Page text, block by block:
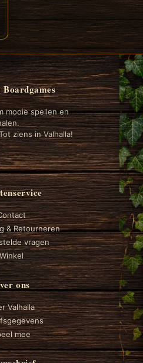
mooie spellen en
ziens in Valhalla!
& Retourneren
vragen
ons
Valhalla
mee